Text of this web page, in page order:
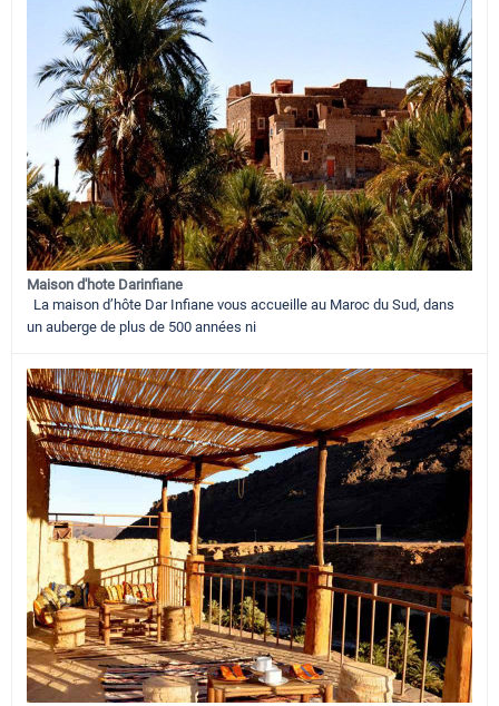
Maison d'hote Darinfiane
La maison d’hôte Dar Infiane vous accueille au Maroc du Sud, dans
un auberge de plus de 500 années ni